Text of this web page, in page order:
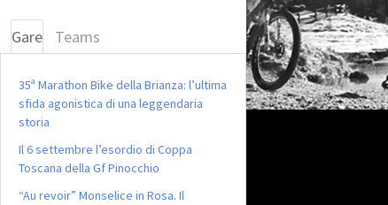
Gare Teams
35ª Marathon Bike della Brianza: l’ultima
sfida agonistica di una leggendaria
storia
Il 6 settembre l’esordio di Coppa
Toscana della Gf Pinocchio
“Au revoir” Monselice in Rosa. Il